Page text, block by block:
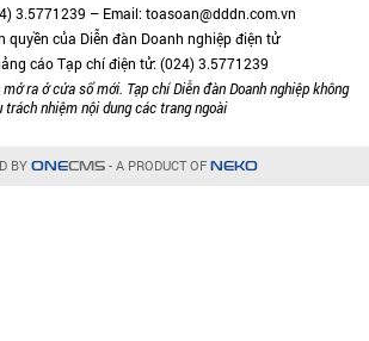
3.5771239 – Email: toasoan@dddn.com.vn
quyền của Diễn đàn Doanh nghiệp điện tử
cáo Tạp chí điện tử: (024) 3.5771239
ra ở cửa sổ mới. Tạp chí Diễn đàn Doanh nghiệp không
trách nhiệm nội dung các trang ngoài
BY ONECMS- A PRODUCT OF NEKO